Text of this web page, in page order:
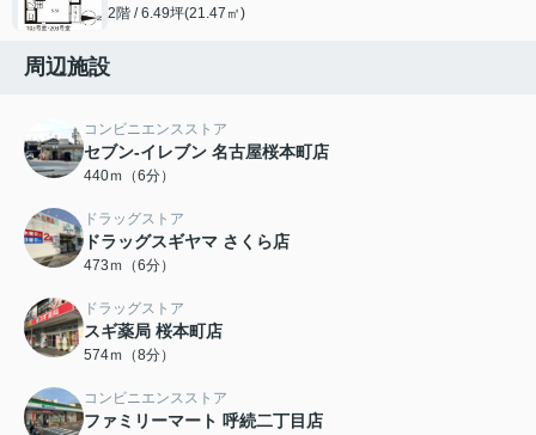
2階 / 6.49坪(21.47㎡)
周辺施設
コンビニエンスストア
セブン-イレブン 名古屋桜本町店
440ｍ（6分）
ドラッグストア
ドラッグスギヤマ さくら店
473ｍ（6分）
ドラッグストア
スギ薬局 桜本町店
574ｍ（8分）
コンビニエンスストア
ファミリーマート 呼続二丁目店